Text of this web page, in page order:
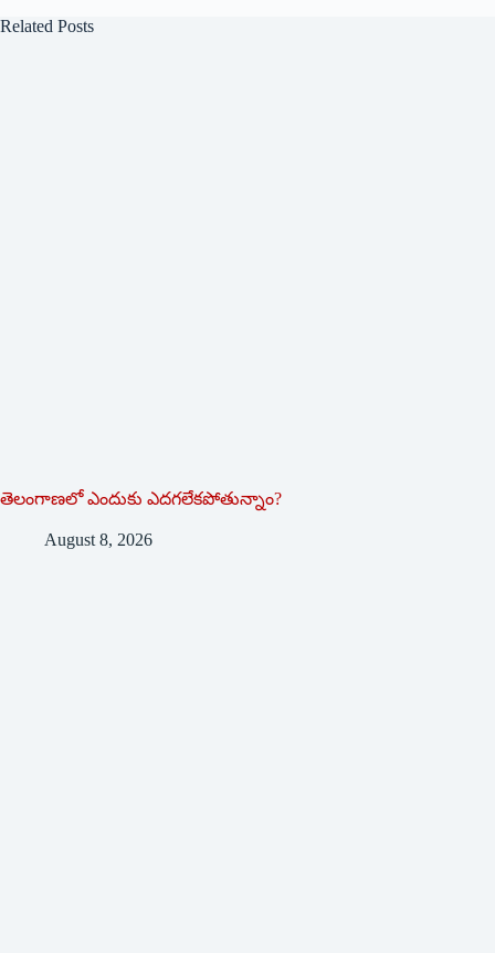
Related Posts
తెలంగాణలో ఎందుకు ఎదగలేకపోతున్నాం?
August 8, 2026